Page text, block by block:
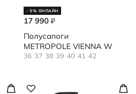
- 5% ОНЛАЙН
17 990 ₽
Полусапоги
METROPOLE VIENNA W
36 37 38 39 40 41 42